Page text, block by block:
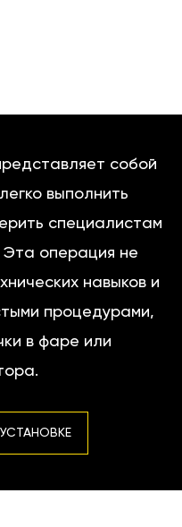
собой
выполнить
специалистам
Эта операция не
навыков и
процедурами,
в фаре или